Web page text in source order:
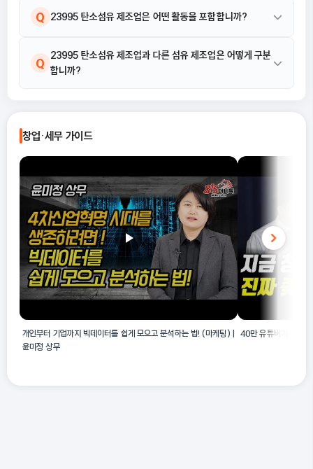
Q 23995 탄소섬유 제조업은 어떤 활동을 포함합니까?
A 23995 탄소섬유 제조업은 아크릴로나이트릴, 레이온, 콜타르 피치
등을 재료로 열처리, 탄화, 결정화 등을 거쳐 탄소섬유사 및 관련 탄
Q
23995 탄소섬유 제조업과 다른 섬유 제조업은 어떻게 구분
합니까?
품으로 만드는 데 특화되어 있습니다. 다른 섬유 제조업은 이러한 탄
소화 공정이나 탄소섬유사의 제조를 주요 활동으로 하지 않거나, 다
창업·세무 가이드
개인부터 기업까지 빅데이터를 쉽게 모으고 분석하는 법! (마케팅) |
윤미정 상무
40만 유튜버가 치킨